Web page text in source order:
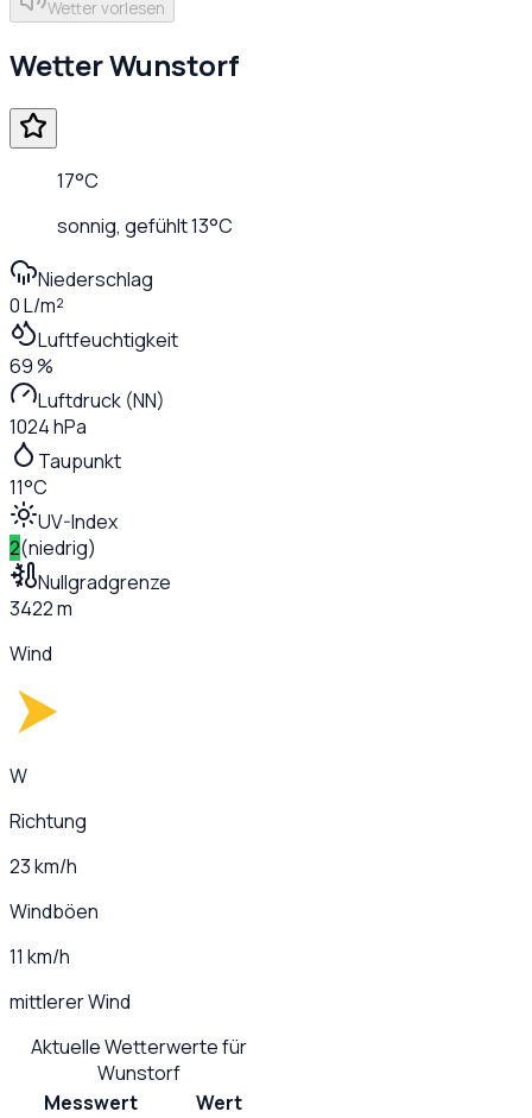
Wetter vorlesen
WetterWunstorf
17°C
sonnig, gefühlt13°C
Niederschlag
0 L/m²
Luftfeuchtigkeit
69 %
Luftdruck (NN)
1024 hPa
Taupunkt
11°C
UV-Index
2(niedrig)
Nullgradgrenze
3422 m
Wind
W
Richtung
23 km/h
Windböen
11 km/h
mittlerer Wind
Aktuelle Wetterwerte für
Wunstorf
Messwert
Wert